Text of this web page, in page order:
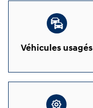
Véhicules usagés